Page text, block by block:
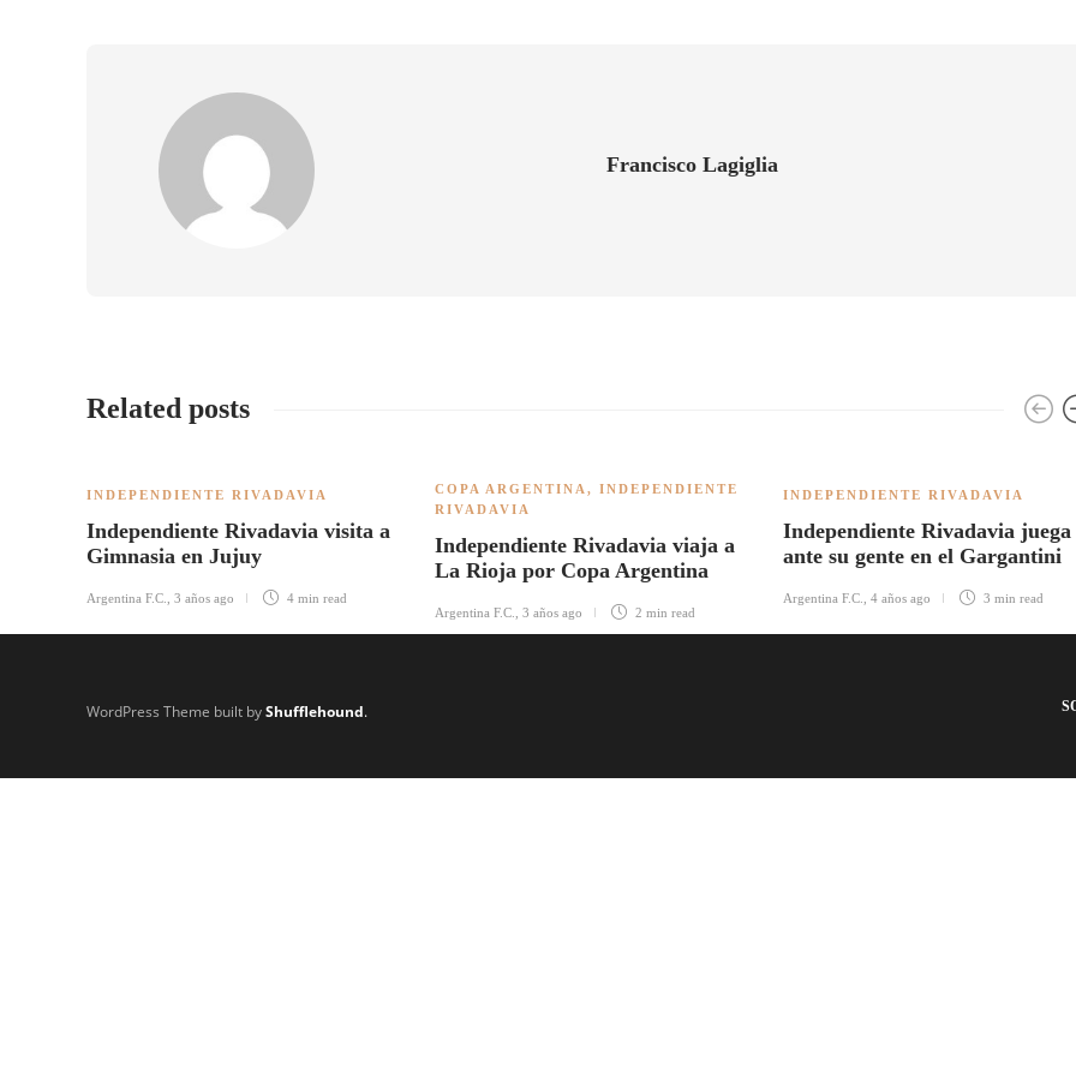
Francisco Lagiglia
Related posts
INDEPENDIENTE RIVADAVIA
Independiente Rivadavia visita a
Gimnasia en Jujuy
Argentina F.C. 3 años ago 4 min read
COPA ARGENTINA , INDEPENDIENTE
RIVADAVIA
Independiente Rivadavia viaja a
La Rioja por Copa Argentina
Argentina F.C. 3 años ago 2 min read
INDEPENDIENTE RIVADAVIA
Independiente Rivadavia juega
ante su gente en el Gargantini
Argentina F.C. 4 años ago 3 min read
WordPress Theme built byShufflehound.